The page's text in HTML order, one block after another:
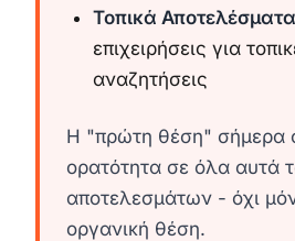
Τοπικά Αποτελέσματα
επιχειρήσεις για
αναζητήσεις
Η "πρώτη θέση" σήμερα
ορατότητα σε όλα αυτά
αποτελεσμάτων - όχι
οργανική θέση.